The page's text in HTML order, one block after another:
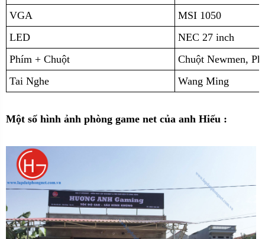
VGA
MSI 1050
LED
NEC 27 inch
Phím + Chuột
Chuột Newmen,
Tai Nghe
Wang Ming
Một số hình ảnh phòng game net của anh Hiếu :